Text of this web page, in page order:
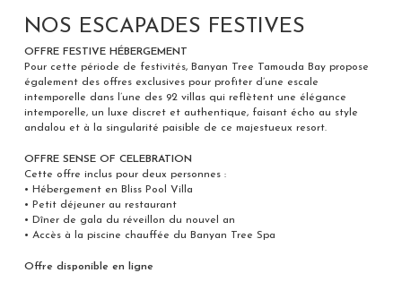
NOS ESCAPADES FESTIVES
OFFRE FESTIVE HÉBERGEMENT
Pour cette période de festivités, Banyan Tree Tamouda Bay propose
également des offres exclusives pour profiter d’une escale
intemporelle dans l’une des 92 villas qui reflètent une élégance
intemporelle, un luxe discret et authentique, faisant écho au style
andalou et à la singularité paisible de ce majestueux resort.
OFFRE SENSE OF CELEBRATION
Cette offre inclus pour deux personnes :
• Hébergement en Bliss Pool Villa
• Petit déjeuner au restaurant
• Dîner de gala du réveillon du nouvel an
• Accès à la piscine chauffée du Banyan Tree Spa
Offre disponible en ligne